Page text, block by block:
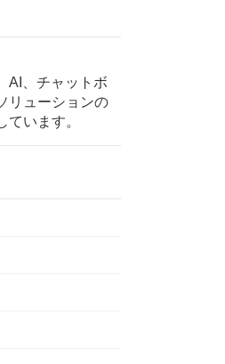
AI、チャットボ
リューションの
います。